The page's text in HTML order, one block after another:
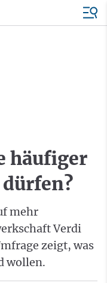
häufiger
mehr
Verdi
zeigt, was
wollen.